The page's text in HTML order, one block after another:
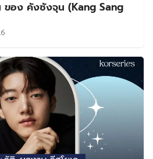
ของ คังซังจุน (Kang Sang